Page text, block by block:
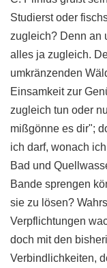
Studierst oder
zugleich? Denn an
alles ja zugleich.
umkränzenden
Einsamkeit zur
zugleich tun oder
mißgönne es dir";
ich darf, wonach
Bad und
Bande sprengen
sie zu lösen?
Verpflichtungen
doch mit den
Verbindlichkeiten,